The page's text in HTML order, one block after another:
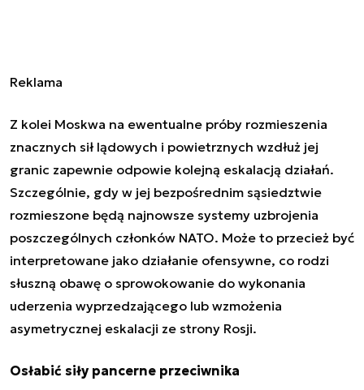
Reklama
Z kolei Moskwa na ewentualne próby rozmieszenia
znacznych sił lądowych i powietrznych wzdłuż jej
granic zapewnie odpowie kolejną eskalacją działań.
Szczególnie, gdy w jej bezpośrednim sąsiedztwie
rozmieszone będą najnowsze systemy uzbrojenia
poszczególnych członków NATO. Może to przecież być
interpretowane jako działanie ofensywne, co rodzi
słuszną obawę o sprowokowanie do wykonania
uderzenia wyprzedzającego lub wzmożenia
asymetrycznej eskalacji ze strony Rosji.
Osłabić siły pancerne przeciwnika